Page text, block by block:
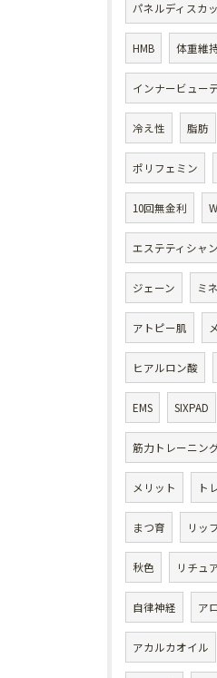
パネルディスカ
HMB 体重維
インナービュー
冷え性 脂肪
ポリフェミン
10回無金利
エステティシャン
ジェーン ミ
アトピー肌
ヒアルロン酸
EMS SIXPAD
筋力トレーニン
メリット ト
まつ育 リッ
秋色 リチュ
自律神経 ア
アカルカオイル